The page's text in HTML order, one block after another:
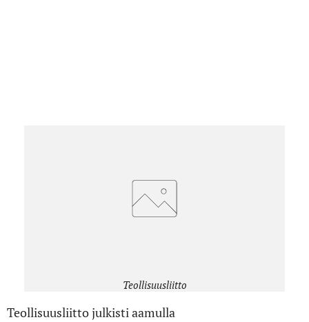
Teollisuusliitto
Teollisuusliitto julkisti aamulla